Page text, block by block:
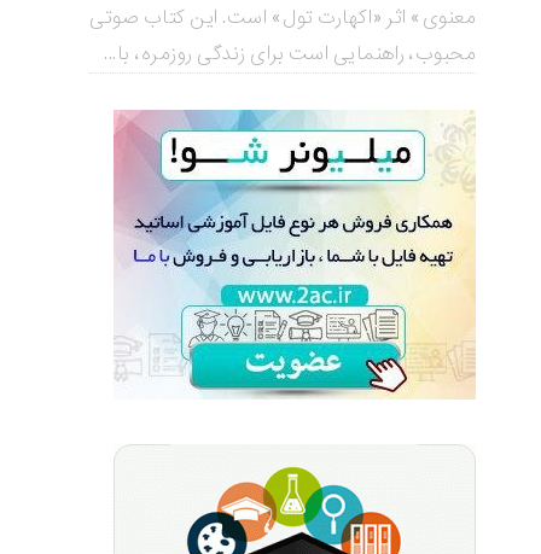
معنوی» اثر «اکهارت تول» است. این کتاب صوتی
محبوب، راهنمایی است برای زندگی روزمره، با...